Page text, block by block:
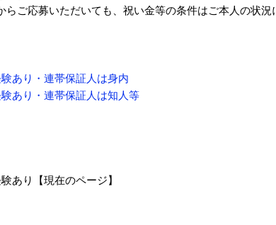
ご応募いただいても、祝い金等の条件はご本人の状
あり・連帯保証人は身内
あり・連帯保証人は知人等
あり【現在のページ】